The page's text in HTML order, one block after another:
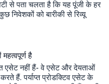
से पता चलता है कि यह पूंजी के हर
को बारीकी से रिव्यू
है
एसेट नहीं हैं- वे एसेट और देयताओं
हैं. पर्याप्त प्रोडक्टिव एसेट के